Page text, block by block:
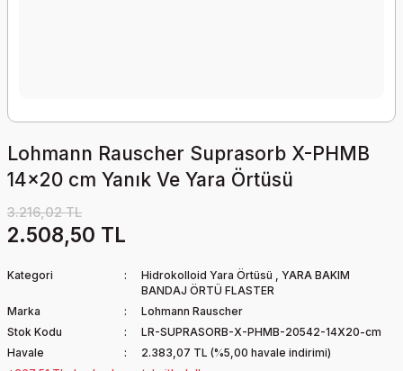
Lohmann Rauscher Suprasorb X-PHMB
14x20 cm Yanık Ve Yara Örtüsü
3.216,02 TL
2.508,50 TL
Kategori Hidrokolloid Yara Örtüsü , YARA BAKIM
BANDAJ ÖRTÜ FLASTER
Marka
Lohmann Rauscher
Stok Kodu
LR-SUPRASORB-X-PHMB-20542-14X20-cm
Havale
2.383,07 TL (%5,00 havale indirimi)